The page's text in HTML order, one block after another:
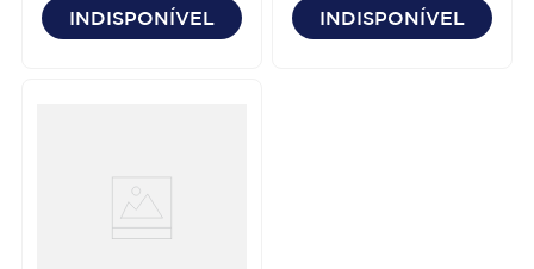
INDISPONÍVEL INDISPONÍVEL